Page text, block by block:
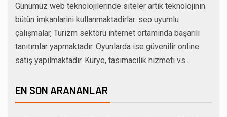
Günümüz web teknolojilerinde siteler artik teknolojinin
bütün imkanlarini kullanmaktadirlar. seo uyumlu
çalışmalar, Turizm sektörü internet ortamında başarılı
tanıtımlar yapmaktadır. Oyunlarda ise güvenilir online
satış yapılmaktadır. Kurye, tasimacilik hizmeti vs..
EN SON ARANANLAR